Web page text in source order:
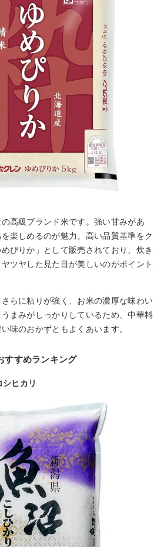
高級ブランド米です。強い甘みがあ
楽しめるのが魅力。高い品質基準をク
ぴりか」として販売されており、炊き
ツヤした見た目が美しいのがポイント
らに粘りが強く、お米の濃厚な味わい
まみがしっかりしているため、中華料
味のおかずともよくあいます。
すすめランキング
ヒカリ